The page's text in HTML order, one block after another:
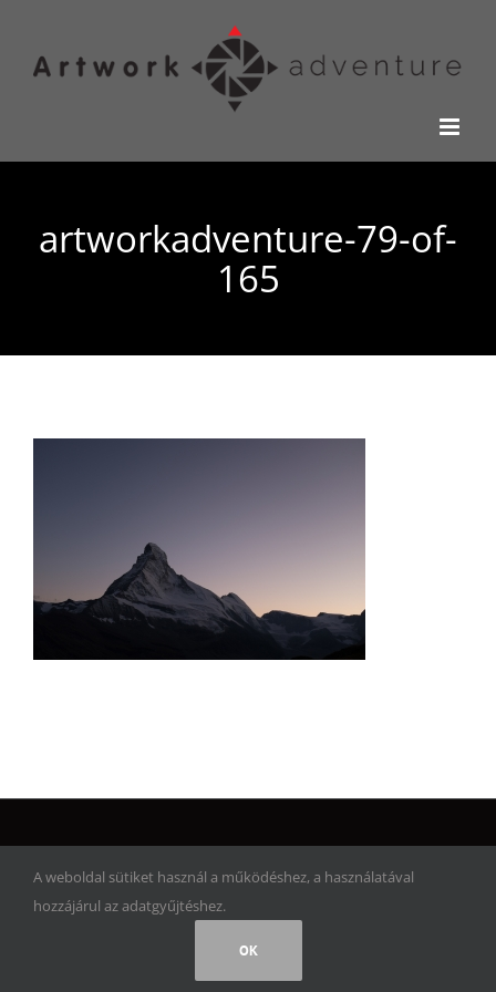
artworkadventure-79-of-
165
FacebookInstagram
A weboldal sütiket használ a működéshez, a használatával
hozzájárul az adatgyűjtéshez.
OK